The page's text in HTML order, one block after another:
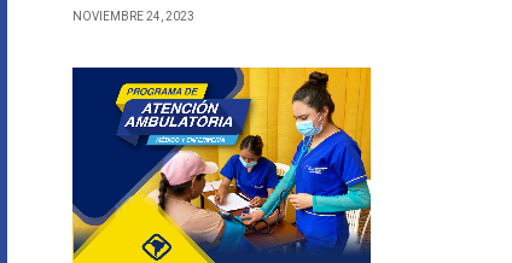
NOVIEMBRE 24, 2023